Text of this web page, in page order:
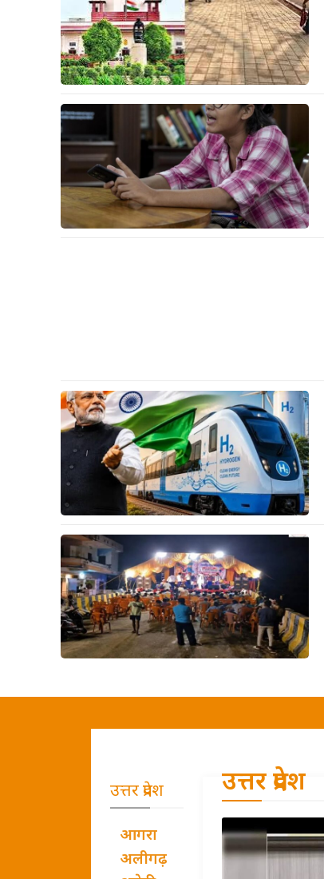
उत्तर प्रदेश
आगरा
अलीगढ़
उत्तर प्रदेश